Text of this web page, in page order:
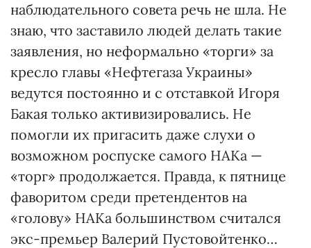
наблюдательного совета речь не шла. Не
знаю, что заставило людей делать такие
заявления, но неформально «торги» за
кресло главы «Нефтегаза Украины»
ведутся постоянно и с отставкой Игоря
Бакая только активизировались. Не
помогли их пригасить даже слухи о
возможном роспуске самого НАКа —
«торг» продолжается. Правда, к пятнице
фаворитом среди претендентов на
«голову» НАКа большинством считался
экс-премьер Валерий Пустовойтенко…